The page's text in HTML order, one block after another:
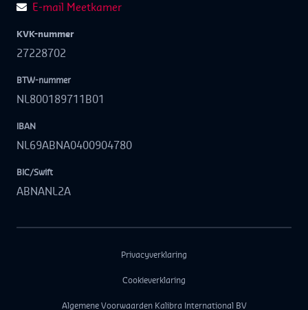
E-mail Meetkamer
KVK-nummer
27228702
BTW-nummer
NL800189711B01
IBAN
NL69ABNA0400904780
BIC/Swift
ABNANL2A
Privacyverklaring
Cookieverklaring
Algemene Voorwaarden Kalibra International BV